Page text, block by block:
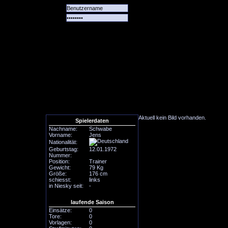
Spielerdaten
Nachname:
Schwabe
Vorname:
Jens
Nationalität:
Geburtstag:
12.01.1972
Nummer:
Position:
Trainer
Gewicht:
79 Kg
Größe:
176 cm
schiesst:
links
in Niesky seit:
-
laufende Saison
Einsätze:
0
Tore:
0
Vorlagen:
0
Aktuell kein Bild vorhanden.